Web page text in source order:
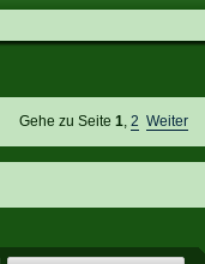
Gehe zu Seite1 ,2 Weiter